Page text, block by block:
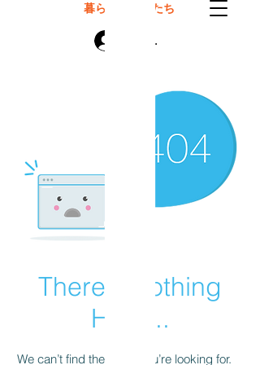
ログイン
暮らしのモノたち
There’s Nothing
Here...
We can’t find the page you’re looking for.